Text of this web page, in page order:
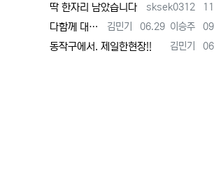
등록자
sksek0312 등
딱 한자리 남았습니다
등록자
이승주 등
등록자
김민기 등록일
06.29
다함께 대박납니다.
등록자
김민기 등
동작구에서. 제일한현장!!